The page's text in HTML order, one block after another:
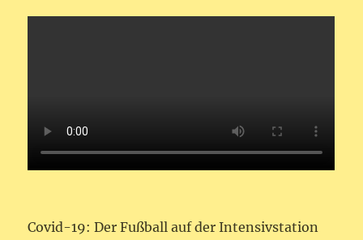
Covid-19: Der Fußball auf der Intensivstation